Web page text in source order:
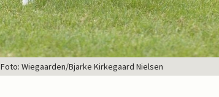
Foto: Wiegaarden/Bjarke Kirkegaard Nielsen